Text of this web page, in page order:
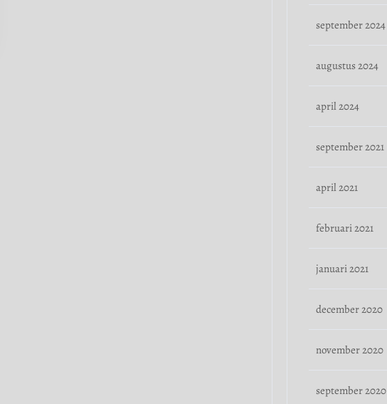
september 2024
augustus 2024
april 2024
september 2021
april 2021
februari 2021
januari 2021
december 2020
november 2020
september 2020